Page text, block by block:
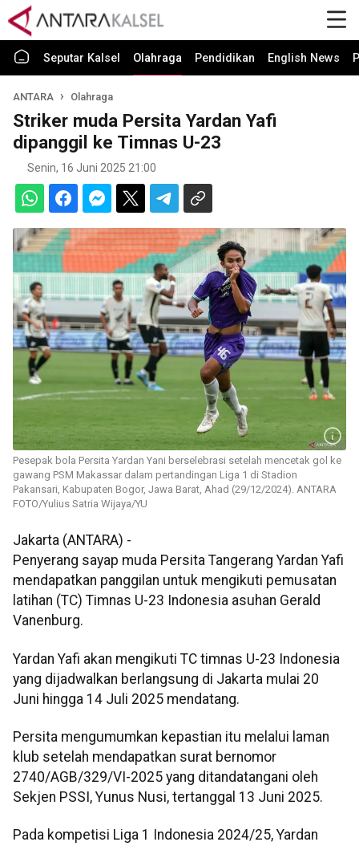
Seputar Kalsel Olahraga Pendidikan English News
ANTARA Olahraga
Striker muda Persita Yardan Yafi
dipanggil ke Timnas U-23
Senin, 16 Juni 2025 21:00
Pesepak bola Persita Yardan Yani berselebrasi setelah mencetak gol ke
gawang PSM Makassar dalam pertandingan Liga 1 di Stadion
Pakansari, Kabupaten Bogor, Jawa Barat, Ahad (29/12/2024). ANTARA
FOTO/Yulius Satria Wijaya/YU
Jakarta (ANTARA) -
Penyerang sayap muda Persita Tangerang Yardan Yafi
mendapatkan panggilan untuk mengikuti pemusatan
latihan (TC) Timnas U-23 Indonesia asuhan Gerald
Vanenburg.
Yardan Yafi akan mengikuti TC timnas U-23 Indonesia
yang dijadwalkan berlangsung di Jakarta mulai 20
Juni hingga 14 Juli 2025 mendatang.
Persita mengumumkan kepastian itu melalui laman
klub setelah mendapatkan surat bernomor
2740/AGB/329/VI-2025 yang ditandatangani oleh
Sekjen PSSI, Yunus Nusi, tertanggal 13 Juni 2025.
Pada kompetisi Liga 1 Indonesia 2024/25, Yardan